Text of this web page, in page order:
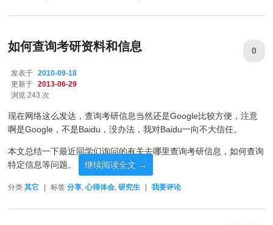
如何查询考研资料和信息
发表于
2010-09-18
更新于
2013-06-29
浏览 243 次
0
现在网络这么发达，查询考研信息当然还是Google比较方便，注意
啊是Google，不是Baidu，没办法，我对Baidu一向不大信任。
本文总结一下最近同学们询问的有关去哪里查询考研信息，如何查询
特定信息等问题。
继续阅读全文 →
分类 其它 标签 分享,心得体会,研究生 我要评论